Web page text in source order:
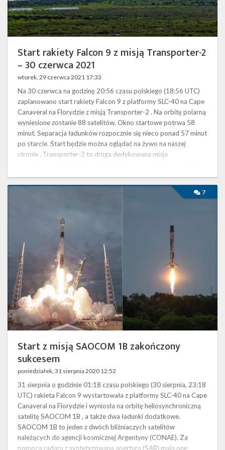
Kalendarze
Start rakiety Falcon 9 z misją Transporter-2
– 30 czerwca 2021
wtorek, 29 czerwca 2021 17:33
Na 30 czerwca na godzinę 20:56 czasu polskiego (18:56 UTC)
zaplanowano start rakiety Falcon 9 z platformy SLC-40 na Cape
Canaveral na Florydzie z misją Transporter-2 . Na orbitę polarną
wyniesione zostanie 88 satelitów. Okno startowe potrwa 58
minut. Separacja ładunków rozpocznie się nieco ponad 57 minut
po starcie. Start będzie można oglądać na żywo na naszej
stronie . Transporter-2 to druga dedykowana misja
małych satelitów, …
Start
sukcesem
7
Start z misją SAOCOM 1B zakończony
sukcesem
poniedziałek, 31 sierpnia 2020 12:52
31 sierpnia o godzinie 01:18 czasu polskiego (30 sierpnia, 23:18
UTC) rakieta Falcon 9 wystartowała z platformy SLC-40 na Cape
Canaveral na Florydzie i wyniosła na orbitę heliosynchroniczną
satelitę SAOCOM 1B , a także dwa ładunki dodatkowe.
SAOCOM 1B to jeden z dwóch bliźniaczych satelitów
należących do agencji kosmicznej Argentyny (CONAE). Za
pomocą radaru z syntetyzowaną aperturą (SAR) mają one